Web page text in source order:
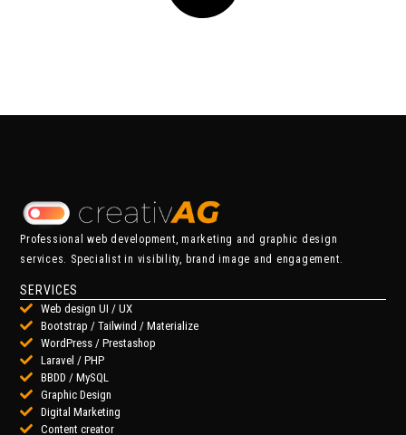
Professional web development, marketing and graphic design
services. Specialist in visibility, brand image and engagement.
SERVICES
Web design UI / UX
Bootstrap / Tailwind / Materialize
WordPress / Prestashop
Laravel / PHP
BBDD / MySQL
Graphic Design
Digital Marketing
Content creator